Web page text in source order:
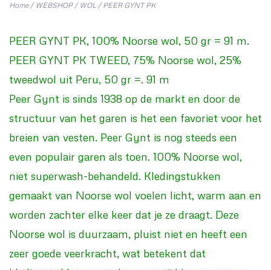
Home/ WEBSHOP/ WOL /PEER GYNT PK
PEER GYNT PK, 100% Noorse wol, 50 gr = 91 m.
PEER GYNT PK TWEED, 75% Noorse wol, 25%
tweedwol uit Peru, 50 gr =. 91 m
Peer Gynt is sinds 1938 op de markt en door de
structuur van het garen is het een favoriet voor het
breien van vesten. Peer Gynt is nog steeds een
even populair garen als toen. 100% Noorse wol,
niet superwash-behandeld. Kledingstukken
gemaakt van Noorse wol voelen licht, warm aan en
worden zachter elke keer dat je ze draagt. Deze
Noorse wol is duurzaam, pluist niet en heeft een
zeer goede veerkracht, wat betekent dat